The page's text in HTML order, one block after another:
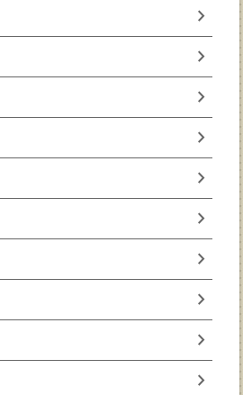
chevron_right
chevron_right
chevron_right
chevron_right
chevron_right
chevron_right
chevron_right
chevron_right
chevron_right
chevron_right